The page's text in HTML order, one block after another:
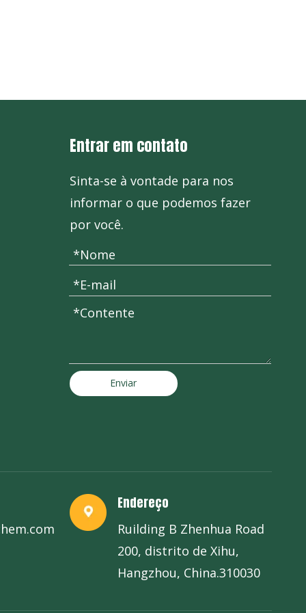
Entrar em contato
Sinta-se à vontade para nos
informar o que podemos fazer
por você.
Enviar
Endereço
Ruilding B Zhenhua Road
200, distrito de Xihu,
Hangzhou, China.310030